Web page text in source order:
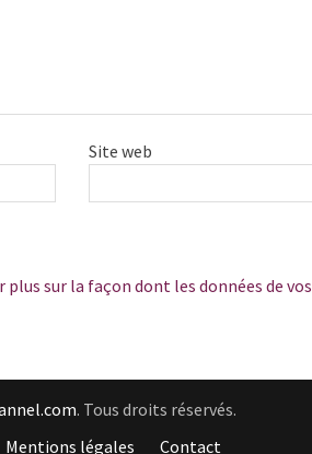
Site web
plus sur la façon dont les données de vos
. Tous droits réservés.
Mentions légales Contact